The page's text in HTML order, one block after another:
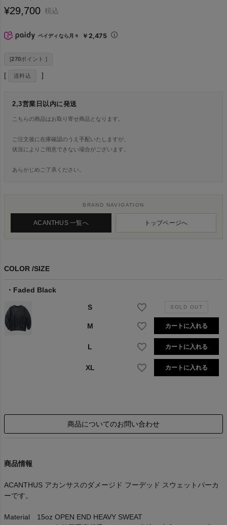
¥29,700 税込
ペイディなら月々 ￥2,475
[270ポイント ]
送料込
2,3営業日以内に発送
こちらの商品はお取り寄せ商品となります。
ご注文後に在庫確認のうえ手配いたしますが、
状況によりご用意できない場合がございます。
あらかじめご了承ください。
BRAND NAVIGATION
ACANTHUS 一覧へ トップページへ
COLOR SIZE
Faded Black
S
M カートに入れる
L カートに入れる
XL カートに入れる
商品についてのお問い合わせ
商品情報
ACANTHUS アカンサスのダメージド フーデッド スウェットパーカ
ーです。
Material 15oz OPEN END HEAVY SWEAT